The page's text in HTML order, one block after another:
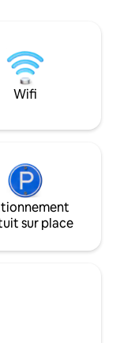
promener dans
dans l'archipel
Possibilité de
associé, mais pas
avec trampoline à
Wifi
sur place